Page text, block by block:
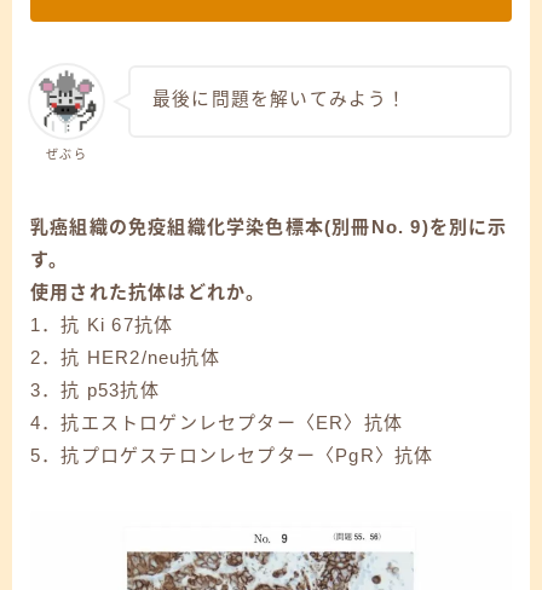
ぜぶら
最後に問題を解いてみよう！
乳癌組織の免疫組織化学染色標本(別冊No. 9)を別に示
す。
使用された抗体はどれか。
1．抗 Ki 67抗体
2．抗 HER2/neu抗体
3．抗 p53抗体
4．抗エストロゲンレセプター〈ER〉抗体
5．抗プロゲステロンレセプター〈PgR〉抗体